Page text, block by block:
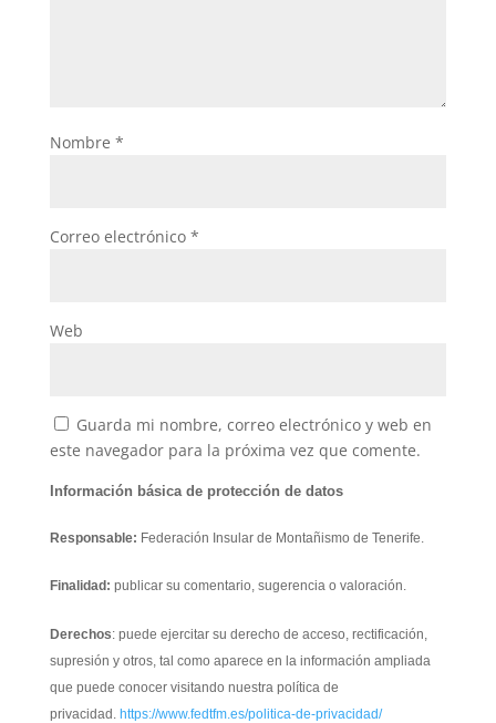
Nombre *
Correo electrónico *
Web
Guarda mi nombre, correo electrónico y web en
este navegador para la próxima vez que comente.
Información básica de protección de datos
Responsable: Federación Insular de Montañismo de Tenerife.
Finalidad: publicar su comentario, sugerencia o valoración.
Derechos: puede ejercitar su derecho de acceso, rectificación,
supresión y otros, tal como aparece en la información ampliada
que puede conocer visitando nuestra política de
privacidad. https://www.fedtfm.es/politica-de-privacidad/